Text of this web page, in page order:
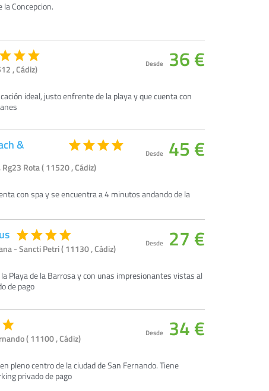
Concepcion.
, Cádiz)
ideal, justo enfrente de la playa y que cuenta con
Desde 36 €
&
Rota ( 11520 , Cádiz)
con spa y se encuentra a 4 minutos andando de la
Desde 45 €
- Sancti Petri ( 11130 , Cádiz)
Playa de la Barrosa y con unas impresionantes vistas al
de pago
Desde 27 €
( 11100 , Cádiz)
pleno centro de la ciudad de San Fernando. Tiene
privado de pago
Desde 34 €